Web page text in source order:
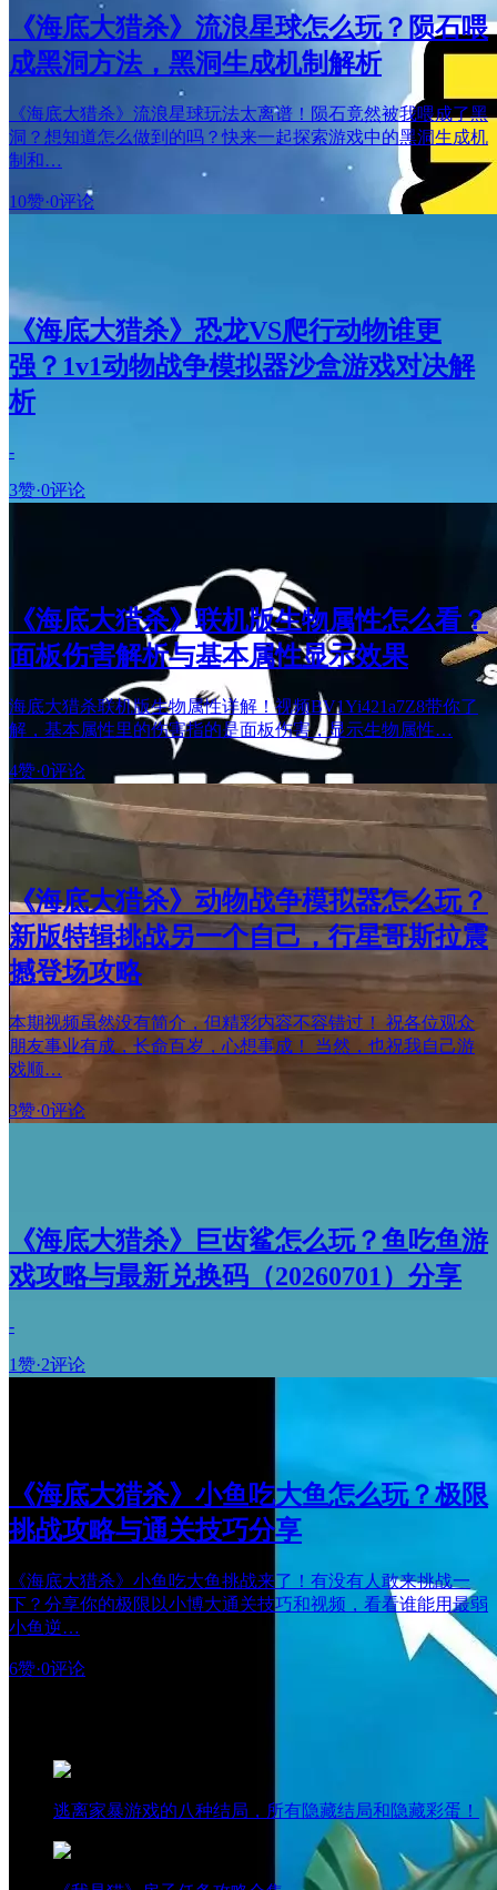
《海底大猎杀》流浪星球怎么玩？陨石喂
成黑洞方法，黑洞生成机制解析
《海底大猎杀》流浪星球玩法太离谱！陨石竟然被我喂成了黑
洞？想知道怎么做到的吗？快来一起探索游戏中的黑洞生成机
制和…
10赞·0评论
《海底大猎杀》恐龙VS爬行动物谁更
强？1v1动物战争模拟器沙盒游戏对决解
析
-
3赞·0评论
《海底大猎杀》联机版生物属性怎么看？
面板伤害解析与基本属性显示效果
海底大猎杀联机版生物属性详解！视频BV1Yi421a7Z8带你了
解，基本属性里的伤害指的是面板伤害，显示生物属性…
4赞·0评论
《海底大猎杀》动物战争模拟器怎么玩？
新版特辑挑战另一个自己，行星哥斯拉震
撼登场攻略
本期视频虽然没有简介，但精彩内容不容错过！ 祝各位观众
朋友事业有成，长命百岁，心想事成！ 当然，也祝我自己游
戏顺…
3赞·0评论
《海底大猎杀》巨齿鲨怎么玩？鱼吃鱼游
戏攻略与最新兑换码（20260701）分享
-
1赞·2评论
《海底大猎杀》小鱼吃大鱼怎么玩？极限
挑战攻略与通关技巧分享
《海底大猎杀》小鱼吃大鱼挑战来了！有没有人敢来挑战一
下？分享你的极限以小博大通关技巧和视频，看看谁能用最弱
小鱼逆…
6赞·0评论
逃离家暴游戏的八种结局，所有隐藏结局和隐藏彩蛋！